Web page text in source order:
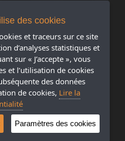
des cookies
et traceurs sur ce site
d’analyses statistiques et
sur « J’accepte », vous
et l’utilisation de cookies
des données
de cookies, Lire la
Paramètres des cookies